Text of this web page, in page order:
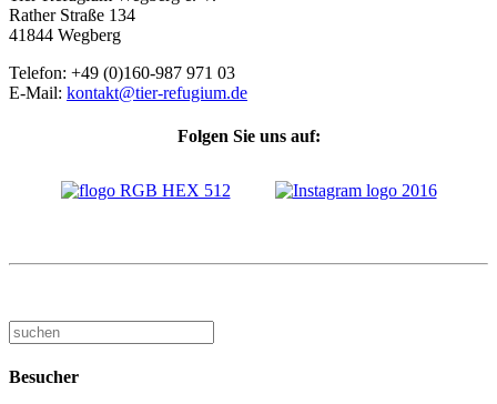
Rather Straße 134
41844 Wegberg
Telefon: +49 (0)160-987 971 03
E-Mail: kontakt@tier-refugium.de
Folgen Sie uns auf:
Besucher